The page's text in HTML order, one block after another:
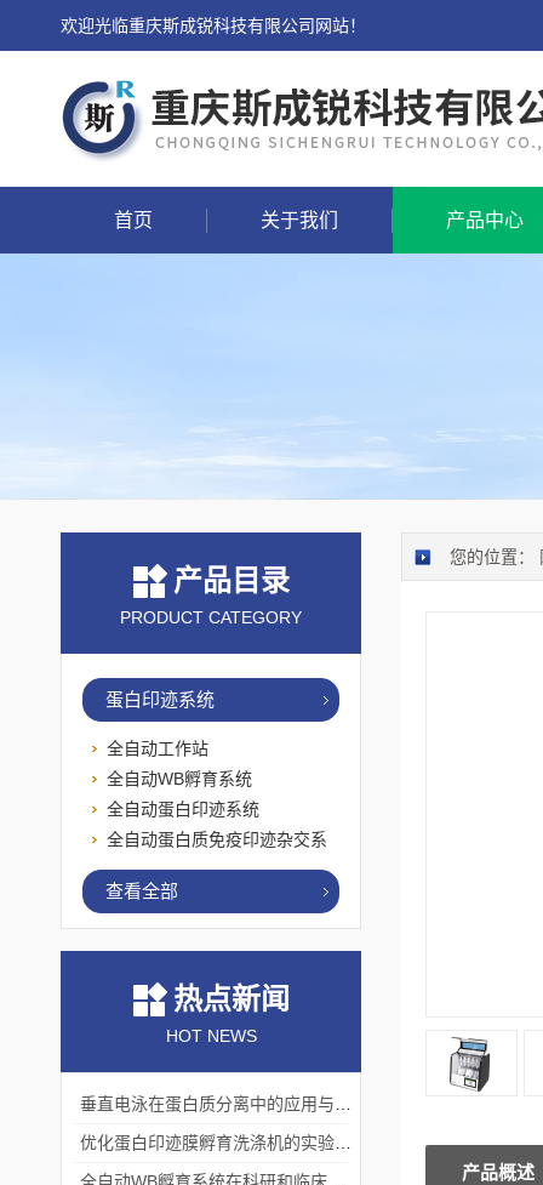
欢迎光临重庆斯成锐科技有限公司网站！
首页 关于我们 产品中心
您的位置：
产品概述
产品目录
PRODUCT CATEGORY
蛋白印迹系统
全自动工作站
全自动WB孵育系统
全自动蛋白印迹系统
全自动蛋白质免疫印迹杂交系
统
查看全部
热点新闻
HOT NEWS